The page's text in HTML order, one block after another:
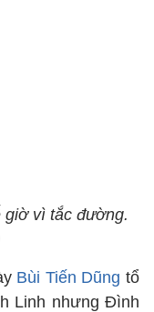
giờ vì tắc đường.
Bùi Tiến Dũng tổ
Linh nhưng Đình